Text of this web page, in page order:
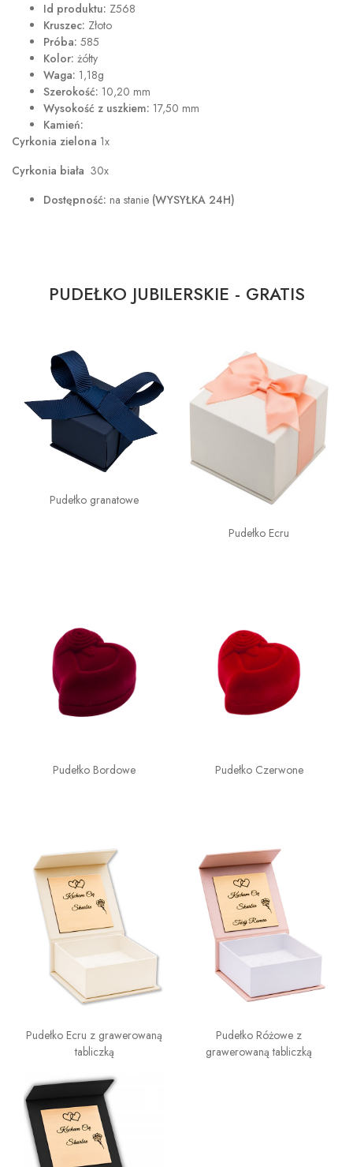
Id produktu: Z568
Kruszec: Złoto
Próba: 585
Kolor: żółty
Waga: 1,18g
Szerokość: 10,20 mm
Wysokość z uszkiem: 17,50 mm
Kamień:
Cyrkonia zielona 1x
Cyrkonia biała 30x
Dostępność: na stanie (WYSYŁKA 24H)
PUDEŁKO JUBILERSKIE - GRATIS
Pudełko granatowe
Pudełko Ecru
Pudełko Bordowe Pudełko Czerwone
Pudełko Ecru z grawerowaną
tabliczką
Pudełko Różowe z
grawerowaną tabliczką